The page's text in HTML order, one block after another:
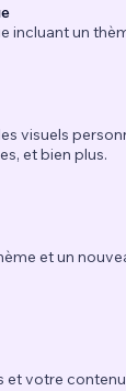
incluant un
visuels
et bien plus.
et un
et votre